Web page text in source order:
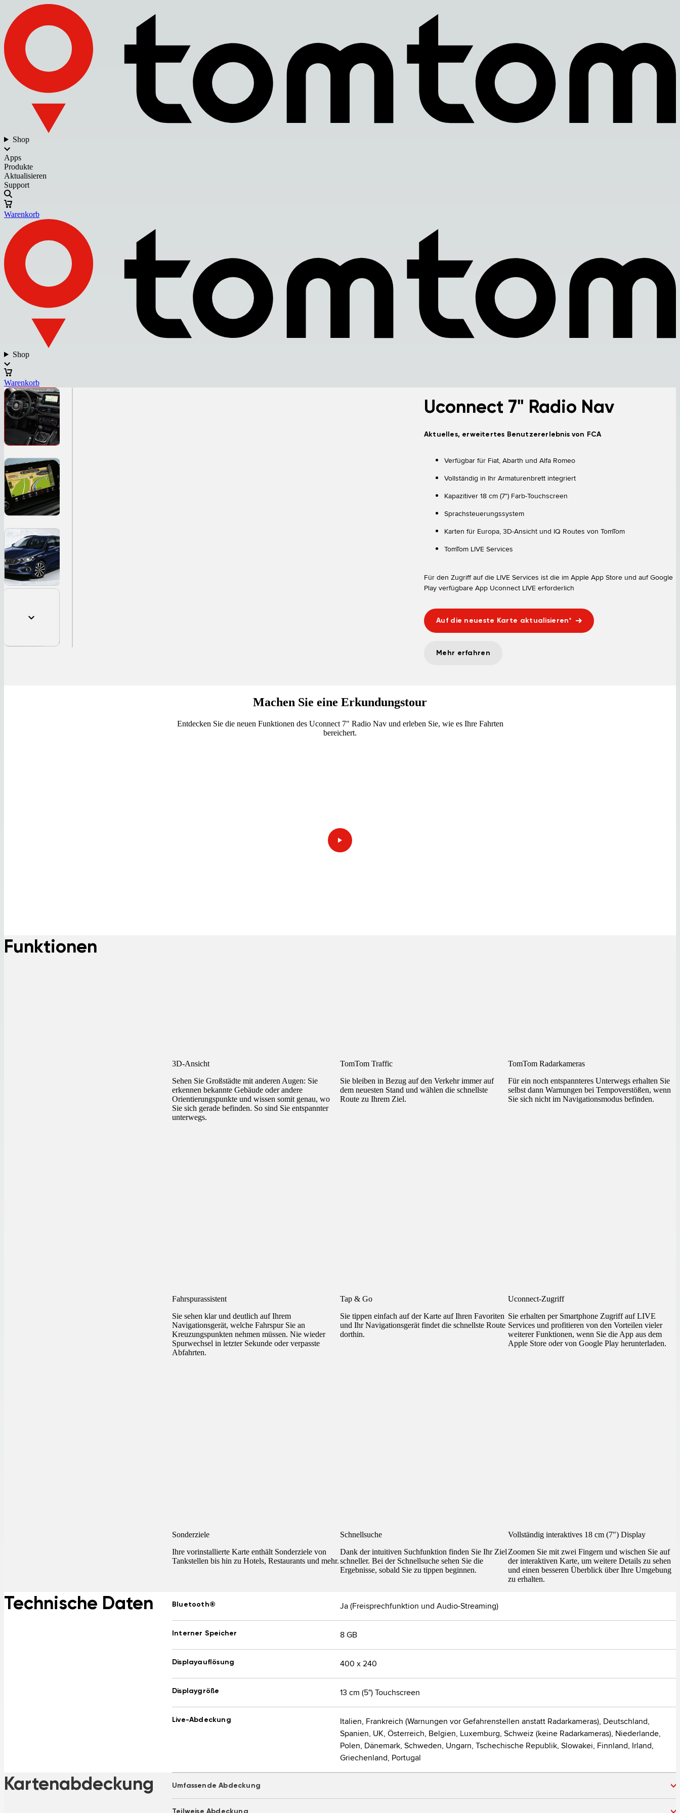
Shop
Apps
Produkte
Aktualisieren
Support
Warenkorb
Shop
Warenkorb
Uconnect 7" Radio Nav
Aktuelles, erweitertes Benutzererlebnis von FCA
Verfügbar für Fiat, Abarth und Alfa Romeo
Vollständig in Ihr Armaturenbrett integriert
Kapazitiver 18 cm (7") Farb-Touchscreen
Sprachsteuerungssystem
Karten für Europa, 3D-Ansicht und IQ Routes von TomTom
TomTom LIVE Services
Für den Zugriff auf die LIVE Services ist die im Apple App Store und auf Google
Play verfügbare App Uconnect LIVE erforderlich
Auf die neueste Karte aktualisieren*
Mehr erfahren
Machen Sie eine Erkundungstour
Entdecken Sie die neuen Funktionen des Uconnect 7" Radio Nav und erleben Sie, wie es Ihre Fahrten
bereichert.
Funktionen
3D-Ansicht
Sehen Sie Großstädte mit anderen Augen: Sie
erkennen bekannte Gebäude oder andere
Orientierungspunkte und wissen somit genau, wo
Sie sich gerade befinden. So sind Sie entspannter
unterwegs.
TomTom Traffic
Sie bleiben in Bezug auf den Verkehr immer auf
dem neuesten Stand und wählen die schnellste
Route zu Ihrem Ziel.
TomTom Radarkameras
Für ein noch entspannteres Unterwegs erhalten Sie
selbst dann Warnungen bei Tempoverstößen, wenn
Sie sich nicht im Navigationsmodus befinden.
Fahrspurassistent
Sie sehen klar und deutlich auf Ihrem
Navigationsgerät, welche Fahrspur Sie an
Kreuzungspunkten nehmen müssen. Nie wieder
Spurwechsel in letzter Sekunde oder verpasste
Abfahrten.
Tap & Go
Sie tippen einfach auf der Karte auf Ihren Favoriten
und Ihr Navigationsgerät findet die schnellste Route
dorthin.
Uconnect-Zugriff
Sie erhalten per Smartphone Zugriff auf LIVE
Services und profitieren von den Vorteilen vieler
weiterer Funktionen, wenn Sie die App aus dem
Apple Store oder von Google Play herunterladen.
Sonderziele
Ihre vorinstallierte Karte enthält Sonderziele von
Tankstellen bis hin zu Hotels, Restaurants und mehr.
Schnellsuche
Dank der intuitiven Suchfunktion finden Sie Ihr Ziel
schneller. Bei der Schnellsuche sehen Sie die
Ergebnisse, sobald Sie zu tippen beginnen.
Vollständig interaktives 18 cm (7") Display
Zoomen Sie mit zwei Fingern und wischen Sie auf
der interaktiven Karte, um weitere Details zu sehen
und einen besseren Überblick über Ihre Umgebung
zu erhalten.
Technische Daten Bluetooth® Ja (Freisprechfunktion und Audio-Streaming)
Interner Speicher 8 GB
Displayauflösung 400 x 240
Displaygröße 13 cm (5") Touchscreen
Live-Abdeckung
Italien, Frankreich (Warnungen vor Gefahrenstellen anstatt Radarkameras), Deutschland,
Spanien, UK, Österreich, Belgien, Luxemburg, Schweiz (keine Radarkameras), Niederlande,
Polen, Dänemark, Schweden, Ungarn, Tschechische Republik, Slowakei, Finnland, Irland,
Griechenland, Portugal
Kartenabdeckung Umfassende Abdeckung
Teilweise Abdeckung